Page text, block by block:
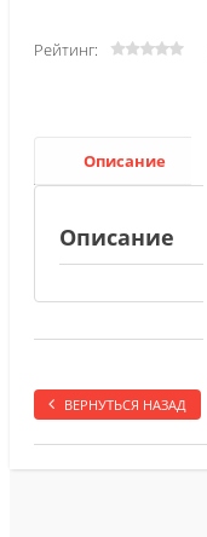
Рейтинг:
Описание
Описание
ВЕРНУТЬСЯ НАЗАД